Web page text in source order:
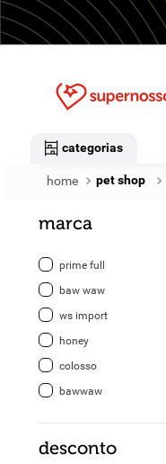
categorias
pet shop
marca
prime full
baw waw
ws import
honey
colosso
bawwaw
desconto